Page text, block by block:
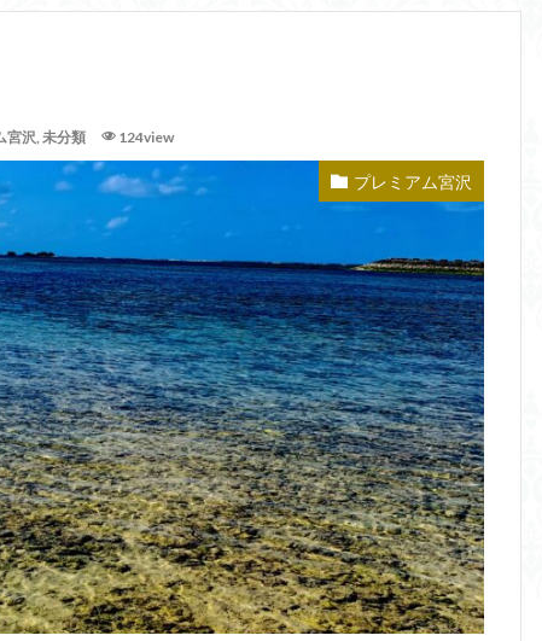
宮沢, 未分類 124view
プレミアム宮沢